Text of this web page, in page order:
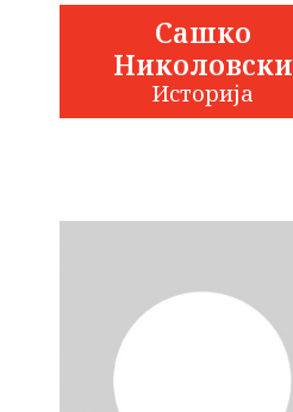
Сашко
Николовски
Историја